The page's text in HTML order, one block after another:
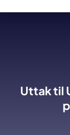
Uttak til